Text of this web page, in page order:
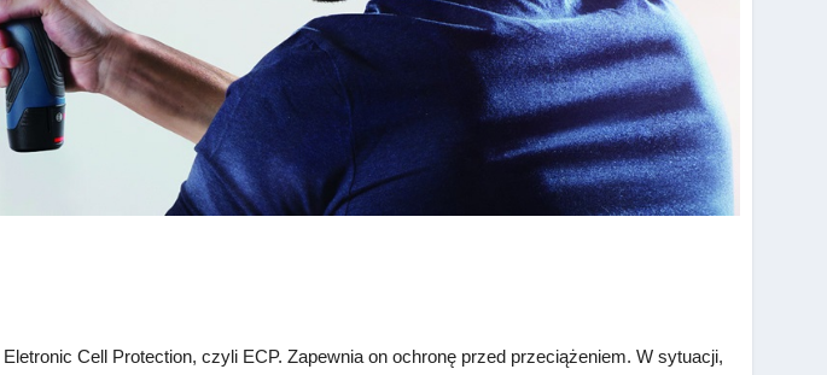
Cell Protection, czyli ECP. Zapewnia on ochronę przed przeciążeniem. W sytuacji,